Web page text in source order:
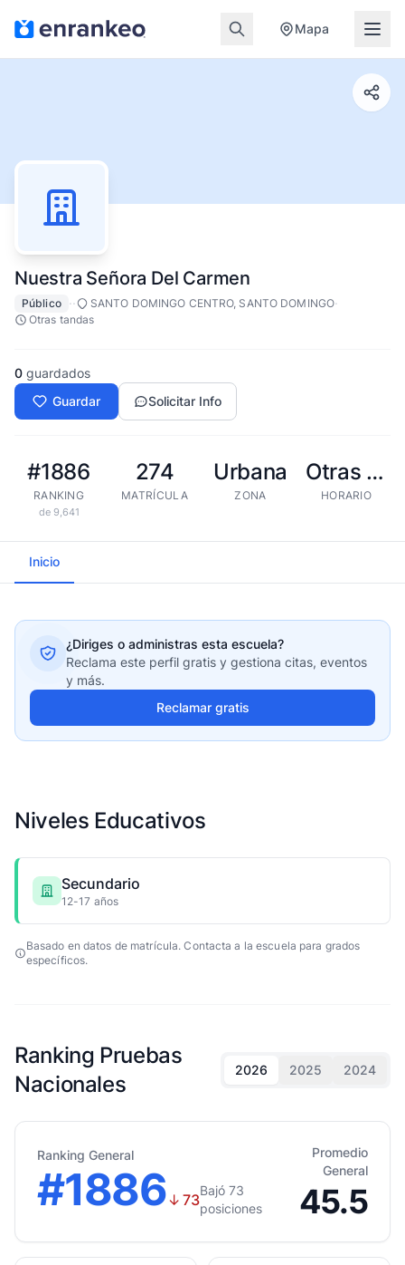
Mapa
Nuestra Señora Del Carmen
Público ·· SANTO DOMINGO CENTRO, SANTO DOMINGO·
Otras tandas
0 guardados
Guardar
Solicitar Info
#1886
RANKING
de 9,641
274
MATRÍCULA
Urbana
ZONA
Otras tandas
HORARIO
Inicio
¿Diriges o administras esta escuela?
Reclama este perfil gratis y gestiona citas, eventos
y más.
Reclamar gratis
Niveles Educativos
Secundario
12-17 años
Basado en datos de matrícula. Contacta a la escuela para grados
específicos.
Ranking Pruebas
Nacionales
2026 2025 2024
Ranking General
#1886↓ 73
Bajó 73
posiciones
Promedio
General
45.5